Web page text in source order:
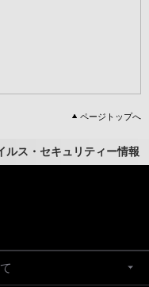
ページトップへ
ルス・セキュリティー情報